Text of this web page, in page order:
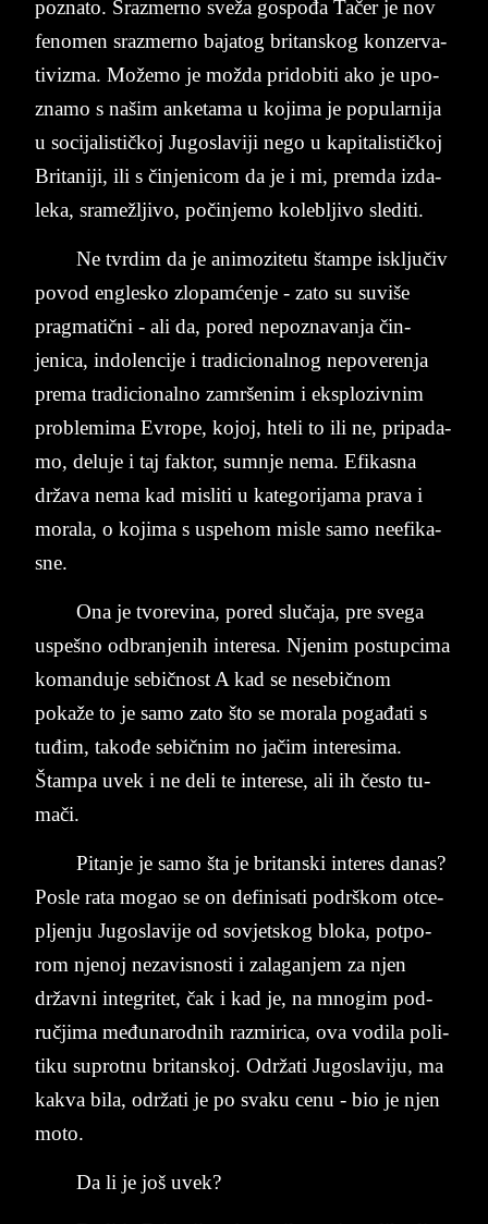
po­zna­to. Sra­zmer­no sveža go­spođa Tačer je nov
fe­no­men srazmer­no ba­ja­tog bri­tan­skog kon­zer­va­
tivi­zma. Možemo je možda pri­do­bi­ti ako je upo­
zna­mo s našim an­ke­ta­ma u ko­ji­ma je po­pu­lar­ni­ja
u so­ci­ja­lističkoj Ju­gos­la­vi­ji nego u ka­pi­ta­li­stičkoj
Bri­ta­ni­ji, ili s čin­je­ni­com­ da ­je ­i ­mi, prem­da iz­da­
le­ka, sra­mežlji­vo, počin­je­mo ko­le­bljivo sle­di­ti.
Ne tvr­dim da je animo­zi­te­tu štampe isključiv
po­vod en­gle­sko zlo­pamćenje - zato su su­vi­še
prag­ma­tični - ali da, po­red ne­po­zna­van­ja čin­
jenica, in­do­len­ci­je i tra­di­ci­o­nal­nog ne­po­ve­ren­ja
pre­ma tra­di­ci­o­nal­no za­mrše­nim i eks­plo­ziv­nim
pro­ble­mi­ma Evro­pe, ko­joj, hte­li to ili ne, pri­pa­da­
mo, de­lu­je i taj fak­tor, sum­nje nema. Efi­ka­sna
država nema kad mi­sli­ti u ka­te­go­ri­ja­ma pra­va i
mo­ra­la, o ko­ji­ma s uspe­hom mi­sle samo ne­e­fi­ka­
sne.
Ona je tvo­re­vi­na, po­red slučaja, pre sve­ga
us­pe­š­no od­branje­nih in­te­re­sa. Nje­nim po­stup­ci­ma
ko­man­du­je sebičnost A kad se ne­se­bičnom
pokaže to je samo zato što se mo­ra­la pogađati s
tuđim, takođe sebičnim no jačim in­te­re­si­ma.
Štam­pa uvek i ne deli te in­te­re­se, ali ih često ­tu­
mači.
Pi­tan­je je samo šta je bri­tan­ski in­te­res da­nas?
Po­sle rata mo­gao se on de­fi­ni­sati po­drš­kom ot­ce­
pljen­ju Ju­go­sla­vi­je od so­vjet­skog blo­ka, potpo­
rom nje­noj ne­za­vi­sno­sti i za­la­gan­jem za njen
državni in­te­gri­tet, čak i kad je, na mno­gim pod­
ručjima međuna­rod­nih raz­mi­ri­ca, ova vo­di­la po­li­
ti­ku su­pro­tnu bri­tan­skoj. Održati Ju­go­sla­vi­ju, ma
ka­kva bila, održati je po sva­ku cenu - bio je njen
moto.
Da li je još uvek?